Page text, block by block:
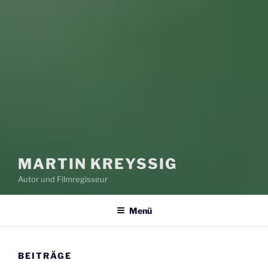
MARTIN KREYSSIG
Autor und Filmregisseur
Menü
BEITRÄGE